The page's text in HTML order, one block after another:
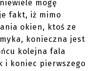
mogę
fakt, iż mimo
okien, ktoś ze
konieczna jest
kolejna fala
i koniec pierwszego